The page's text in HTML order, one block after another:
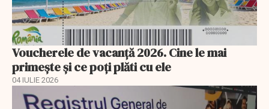
Voucherele de vacanță 2026. Cine le mai
primește și ce poți plăti cu ele
04 IULIE 2026